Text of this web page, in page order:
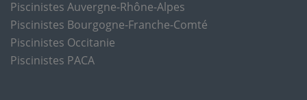
Piscinistes Auvergne-Rhône-Alpes
Piscinistes Bourgogne-Franche-Comté
Piscinistes Occitanie
Piscinistes PACA